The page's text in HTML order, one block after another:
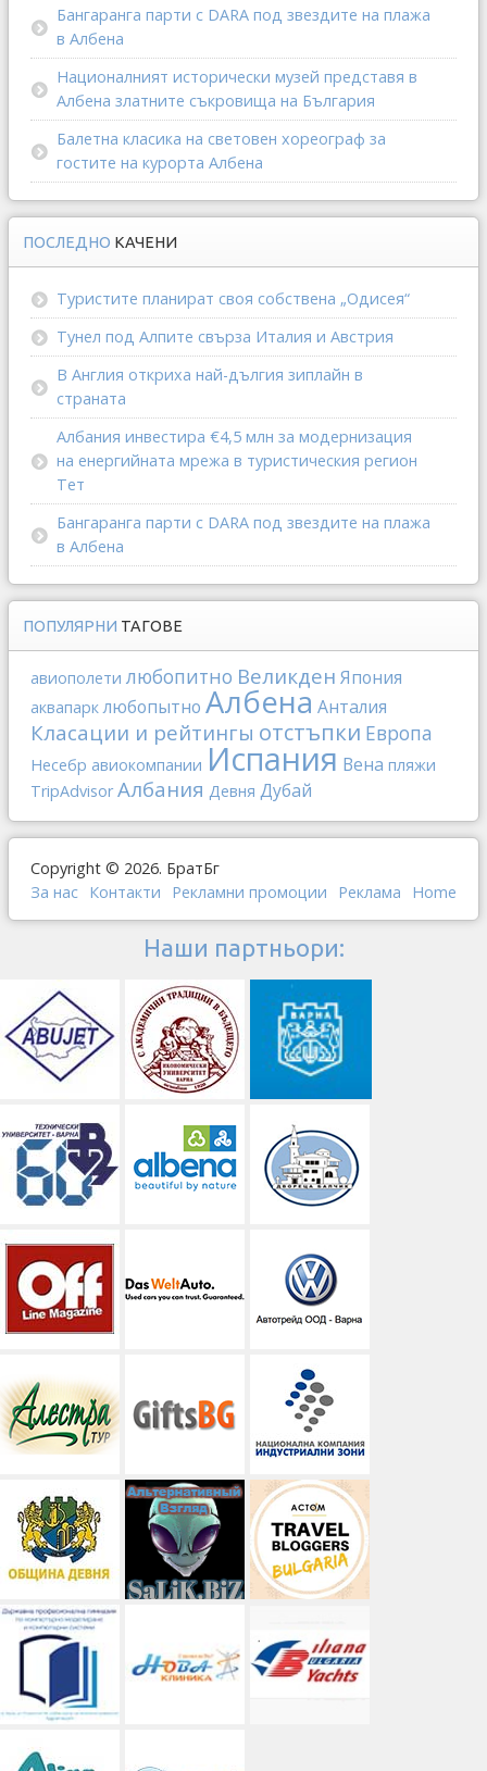
Бангаранга парти с DARA под звездите на плажа
в Албена
Националният исторически музей представя в
Албена златните съкровища на България
Балетна класика на световен хореограф за
гостите на курорта Албена
ПОСЛЕДНО КАЧЕНИ
Туристите планират своя собствена „Одисея“
Тунел под Алпите свърза Италия и Австрия
В Англия откриха най-дългия зиплайн в
страната
Албания инвестира €4,5 млн за модернизация
на енергийната мрежа в туристическия регион
Тет
Бангаранга парти с DARA под звездите на плажа
в Албена
ПОПУЛЯРНИ ТАГОВЕ
авиополети любопитно Великден Япония
аквапарк любопытно Албена Анталия
Класации и рейтингы отстъпки Европа
Несебр авиокомпании Испания Вена пляжи
TripAdvisor Албания Девня Дубай
Copyright © 2026. БратБг
За нас Контакти Рекламни промоции Реклама Home
Наши партньори: